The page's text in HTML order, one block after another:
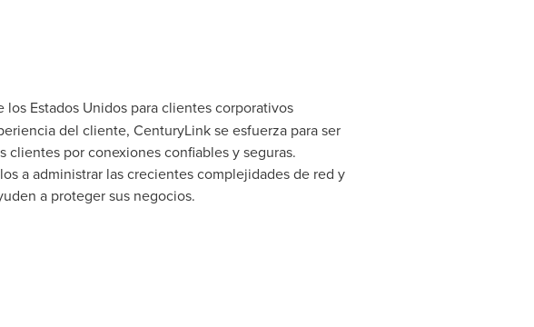
Estados Unidos para clientes corporativos
del cliente, CenturyLink se esfuerza para ser
por conexiones confiables y seguras.
a administrar las crecientes complejidades de red y
a proteger sus negocios.